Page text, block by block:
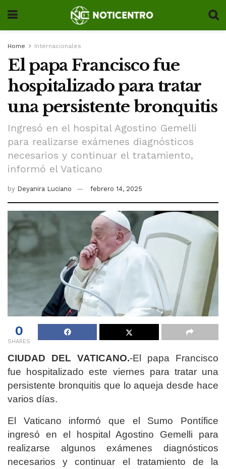
Home Internacionales
El papa Francisco fue
hospitalizado para tratar
una persistente bronquitis
Ingresó en el hospital Agostino Gemelli
para realizarse exámenes diagnósticos
necesarios y continuar el tratamiento,
informó el Vaticano
by Deyanira Luciano febrero 14, 2025
0
SHARES
CIUDAD DEL VATICANO.-El papa Francisco
fue hospitalizado este viernes para tratar una
persistente bronquitis que lo aqueja desde hace
varios días.
El Vaticano informó que el Sumo Pontífice
ingresó en el hospital Agostino Gemelli para
realizarse algunos exámenes diagnósticos
necesarios y continuar el tratamiento de la